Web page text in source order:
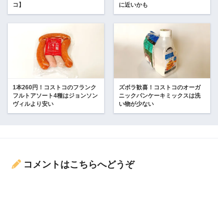
コ】
に近いかも
1本260円！コストコのフランク
フルトアソート4種はジョンソン
ヴィルより安い
ズボラ歓喜！コストコのオーガ
ニックパンケーキミックスは洗
い物が少ない
コメントはこちらへどうぞ